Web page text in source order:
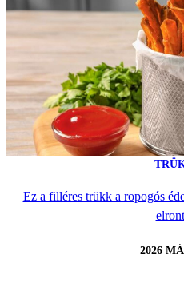
Ez a filléres trükk a ropogós
2026